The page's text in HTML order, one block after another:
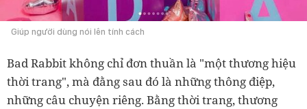
Giúp người dùng nói lên tính cách
Bad Rabbit không chỉ đơn thuần là "một thương hiệu
thời trang", mà đằng sau đó là những thông điệp,
những câu chuyện riêng. Bằng thời trang, thương